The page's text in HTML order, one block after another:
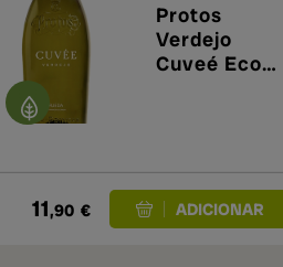
Protos
Verdejo
Cuveé Eco
11,90 €